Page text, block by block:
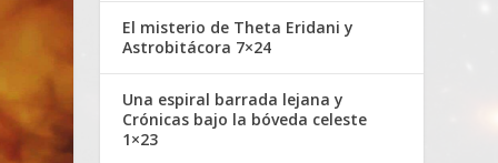
El misterio de Theta Eridani y
Astrobitácora 7×24
Una espiral barrada lejana y
Crónicas bajo la bóveda celeste
1×23